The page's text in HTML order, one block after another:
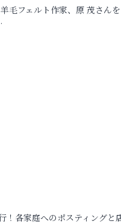
毛フェルト作家、原 茂さん
！各家庭へのポスティングと